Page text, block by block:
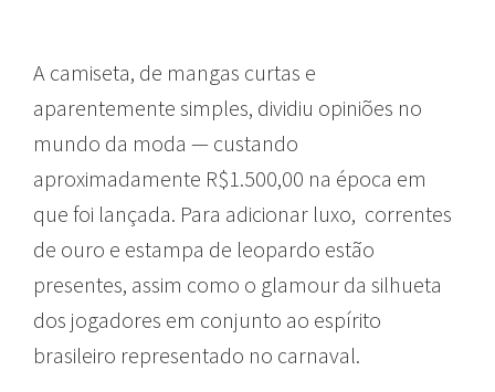
A camiseta, de mangas curtas e
aparentemente simples, dividiu opiniões no
mundo da moda — custando
aproximadamente R$1.500,00 na época em
que foi lançada. Para adicionar luxo, correntes
de ouro e estampa de leopardo estão
presentes, assim como o glamour da silhueta
dos jogadores em conjunto ao espírito
brasileiro representado no carnaval.